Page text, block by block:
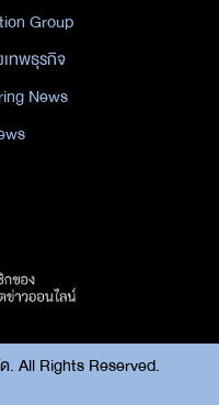
Group
ทพธุรกิจ
News
All Rights Reserved.